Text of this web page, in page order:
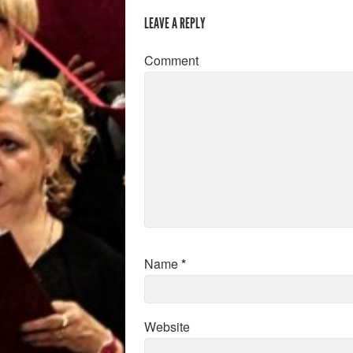
LEAVE A REPLY
Comment
Name*
Website